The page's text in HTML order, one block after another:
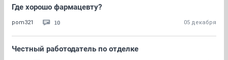
Где хорошо фармацевту?
pom321 10 05 декабря
Честный работодатель по отделке